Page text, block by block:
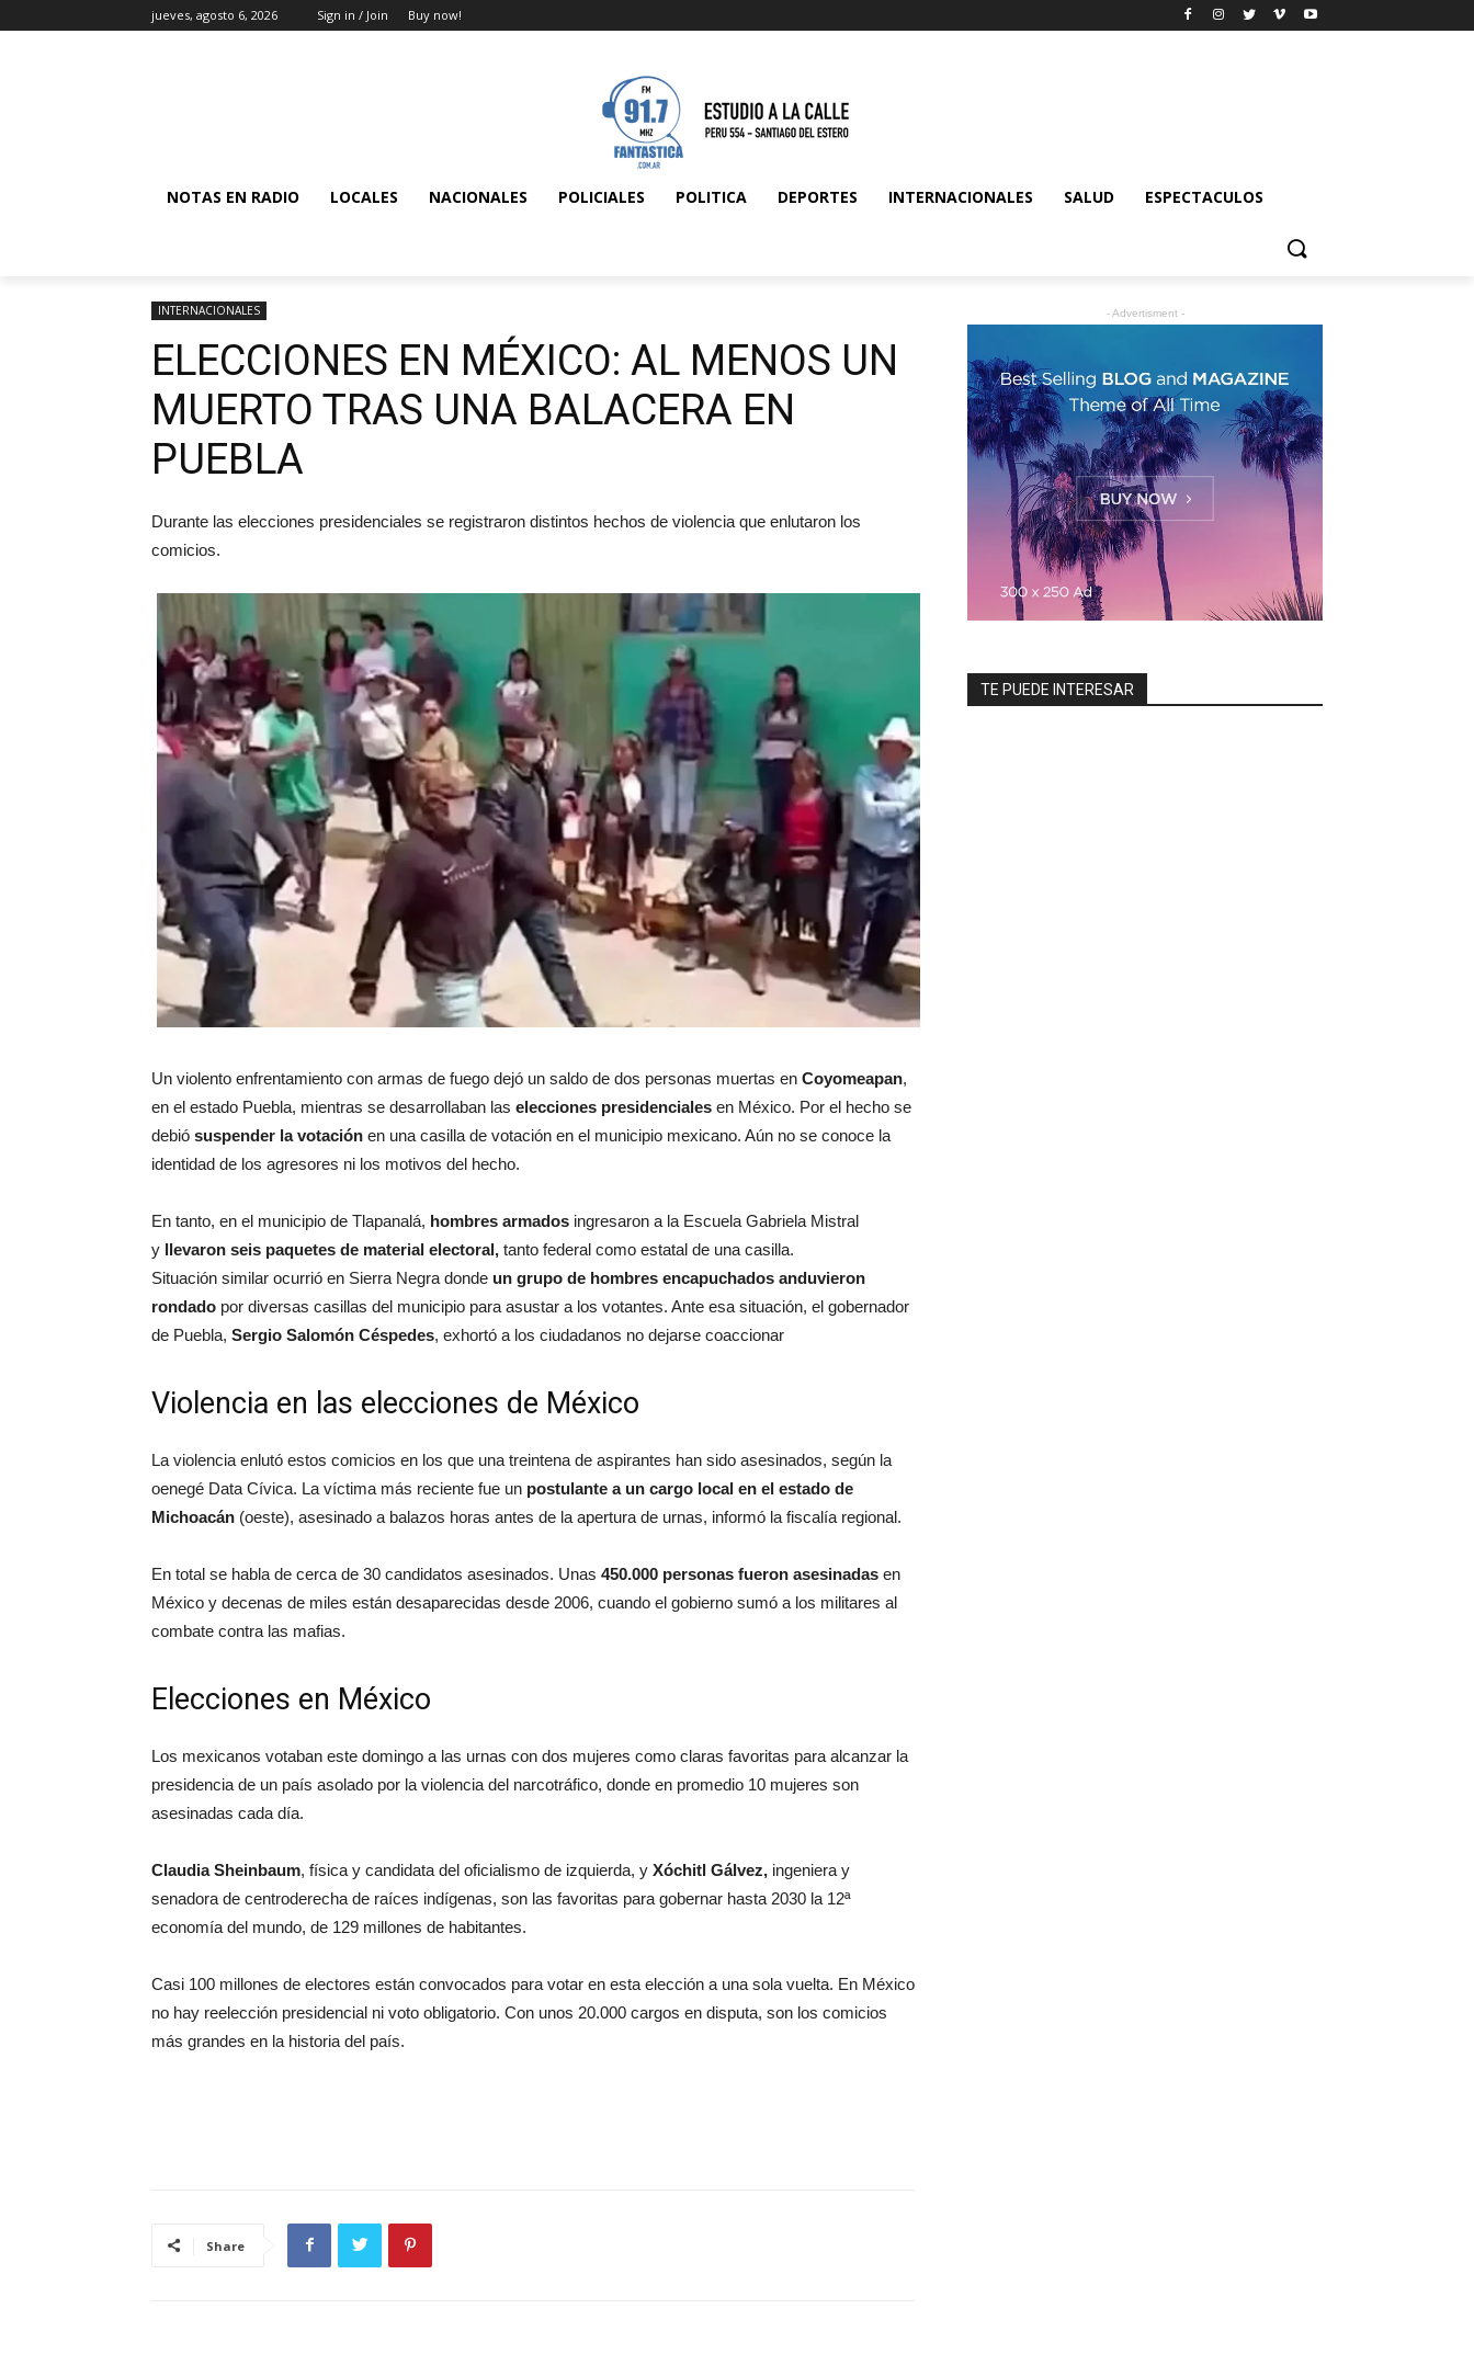
jueves, agosto 6, 2026 Sign in / Join Buy now!
NOTAS EN RADIO LOCALES NACIONALES POLICIALES POLITICA DEPORTES INTERNACIONALES SALUD ESPECTACULOS
INTERNACIONALES
ELECCIONES EN MÉXICO: AL MENOS UN
MUERTO TRAS UNA BALACERA EN
PUEBLA
Durante las elecciones presidenciales se registraron distintos hechos de violencia que enlutaron los
comicios.
Un violento enfrentamiento con armas de fuego dejó un saldo de dos personas muertas en Coyomeapan,
en el estado Puebla, mientras se desarrollaban las elecciones presidenciales en México. Por el hecho se
debió suspender la votación en una casilla de votación en el municipio mexicano. Aún no se conoce la
identidad de los agresores ni los motivos del hecho.
En tanto, en el municipio de Tlapanalá, hombres armados ingresaron a la Escuela Gabriela Mistral
y llevaron seis paquetes de material electoral, tanto federal como estatal de una casilla.
Situación similar ocurrió en Sierra Negra donde un grupo de hombres encapuchados anduvieron
rondado por diversas casillas del municipio para asustar a los votantes. Ante esa situación, el gobernador
de Puebla, Sergio Salomón Céspedes, exhortó a los ciudadanos no dejarse coaccionar
Violencia en las elecciones de México
La violencia enlutó estos comicios en los que una treintena de aspirantes han sido asesinados, según la
oenegé Data Cívica. La víctima más reciente fue un postulante a un cargo local en el estado de
Michoacán (oeste), asesinado a balazos horas antes de la apertura de urnas, informó la fiscalía regional.
En total se habla de cerca de 30 candidatos asesinados. Unas 450.000 personas fueron asesinadas en
México y decenas de miles están desaparecidas desde 2006, cuando el gobierno sumó a los militares al
combate contra las mafias.
Elecciones en México
Los mexicanos votaban este domingo a las urnas con dos mujeres como claras favoritas para alcanzar la
presidencia de un país asolado por la violencia del narcotráfico, donde en promedio 10 mujeres son
asesinadas cada día.
Claudia Sheinbaum, física y candidata del oficialismo de izquierda, y Xóchitl Gálvez, ingeniera y
senadora de centroderecha de raíces indígenas, son las favoritas para gobernar hasta 2030 la 12ª
economía del mundo, de 129 millones de habitantes.
Casi 100 millones de electores están convocados para votar en esta elección a una sola vuelta. En México
no hay reelección presidencial ni voto obligatorio. Con unos 20.000 cargos en disputa, son los comicios
más grandes en la historia del país.
Share
- Advertisment -
TE PUEDE INTERESAR